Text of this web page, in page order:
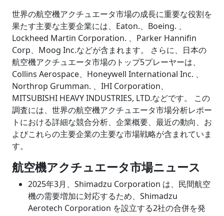
世界の航空機アクチュエータ市場の成長に重要な役割を
果たす主要な主要企業には、Eaton.、Boeing. 、
Lockheed Martin Corporation. 、Parker Hannifin
Corp、Moog Inc.などが含まれます。 さらに、日本の
航空機アクチュエータ市場のトップ5プレーヤーは、
Collins Aerospace、Honeywell International Inc. 、
Northrop Grumman. 、IHI Corporation、
MITSUBISHI HEAVY INDUSTRIES, LTD.などです。 この
調査には、世界の航空機アクチュエータ市場分析レポー
トにおける詳細な競合分析、企業概要、最近の動向、お
よびこれらの主要企業の主要な市場戦略が含まれていま
す。
航空機アクチュエータ市場ニュース
2025年3月、Shimadzu Corporation は、民間航空
機の需要増加に対応するため、Shimadzu
Aerotech Corporation を設立する2社の合併を発